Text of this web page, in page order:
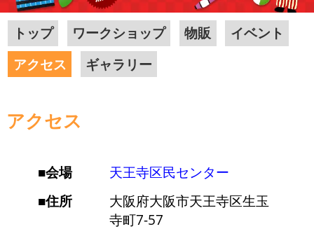
トップ ワークショップ 物販
イベント
アクセス
ギャラリー
アクセス
会場
天王寺区民センター
住所
大阪府大阪市天王寺区生玉
寺町7-57